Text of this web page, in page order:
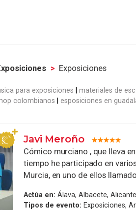
Exposiciones
para exposiciones materiales de
colombianos esposiciones en
Javi Meroño
Cómico murciano , que lleva
tiempo he participado en
Murcia, en uno de ellos
Actúa en: Álava, Albacete,
Tipos de evento: Exposiciones,